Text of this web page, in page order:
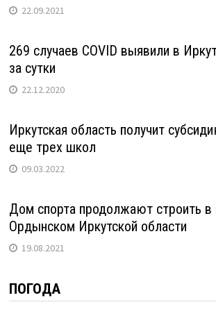
22.09.2021
269 случаев COVID выявили в
за сутки
22.12.2020
Иркутская область получит
еще трех школ
09.03.2022
Дом спорта продолжают строить в
Ордынском Иркутской области
19.08.2021
ПОГОДА